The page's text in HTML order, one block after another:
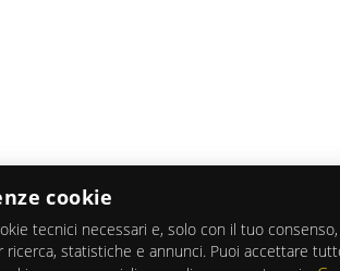
cookie
tecnici necessari e, solo con il tuo consenso,
ricerca, statistiche e annunci. Puoi accettare